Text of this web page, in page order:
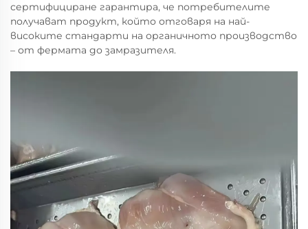
сертифициране гарантира, че потребителите
получават продукт, който отговаря на най-
високите стандарти на органичното производство
– от фермата до замразителя.